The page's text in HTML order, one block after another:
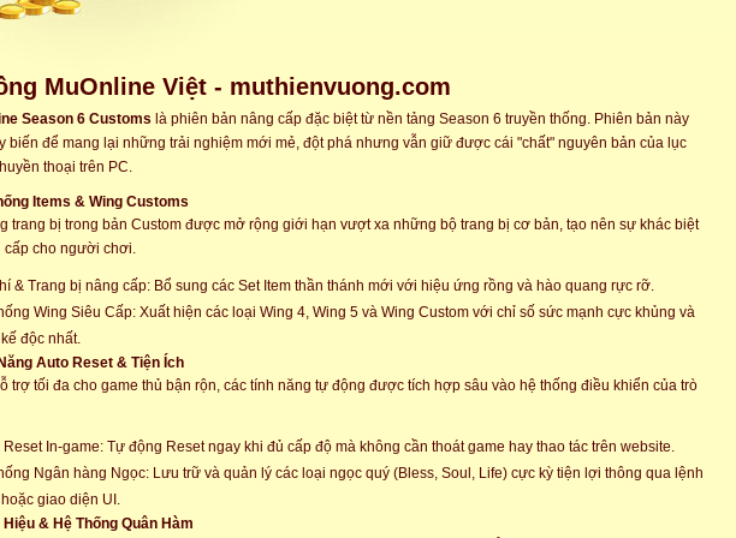
MuOnline Việt - muthienvuong.com
Season 6 Customs là phiên bản nâng cấp đặc biệt từ nền tảng Season 6 truyền thống. Phiên bản này
biến để mang lại những trải nghiệm mới mẻ, đột phá nhưng vẫn giữ được cái "chất" nguyên bản của lục
thoại trên PC.
Items & Wing Customs
trang bị trong bản Custom được mở rộng giới hạn vượt xa những bộ trang bị cơ bản, tạo nên sự khác biệt
cấp cho người chơi.
& Trang bị nâng cấp: Bổ sung các Set Item thần thánh mới với hiệu ứng rồng và hào quang rực rỡ.
Wing Siêu Cấp: Xuất hiện các loại Wing 4, Wing 5 và Wing Custom với chỉ số sức mạnh cực khủng và
độc nhất.
Auto Reset & Tiện Ích
trợ tối đa cho game thủ bận rộn, các tính năng tự động được tích hợp sâu vào hệ thống điều khiển của trò
Reset In-game: Tự động Reset ngay khi đủ cấp độ mà không cần thoát game hay thao tác trên website.
Ngân hàng Ngọc: Lưu trữ và quản lý các loại ngọc quý (Bless, Soul, Life) cực kỳ tiện lợi thông qua lệnh
giao diện UI.
& Hệ Thống Quân Hàm